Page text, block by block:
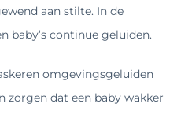
aan stilte. In de
baby’s continue geluiden.
omgevingsgeluiden
zorgen dat een baby wakker